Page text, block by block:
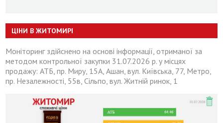
ЦІНИ В ЖИТОМИРІ
Моніторинг здійснено на основі інформації, отриманої за
методом контрольної закупки 31.07.2026 р. у місцях
продажу: АТБ, пр. Миру, 15А, Ашан, вул. Київська, 77, Метро,
пр. Незалежності, 55в, Сільпо, вул. Житній ринок, 1